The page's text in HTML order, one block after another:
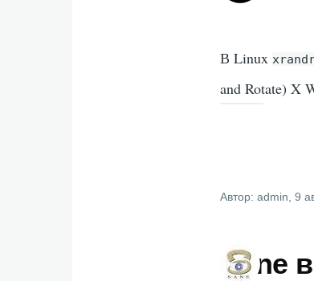
В Linux
and Rotate) X
Автор:admin , 9
Sane